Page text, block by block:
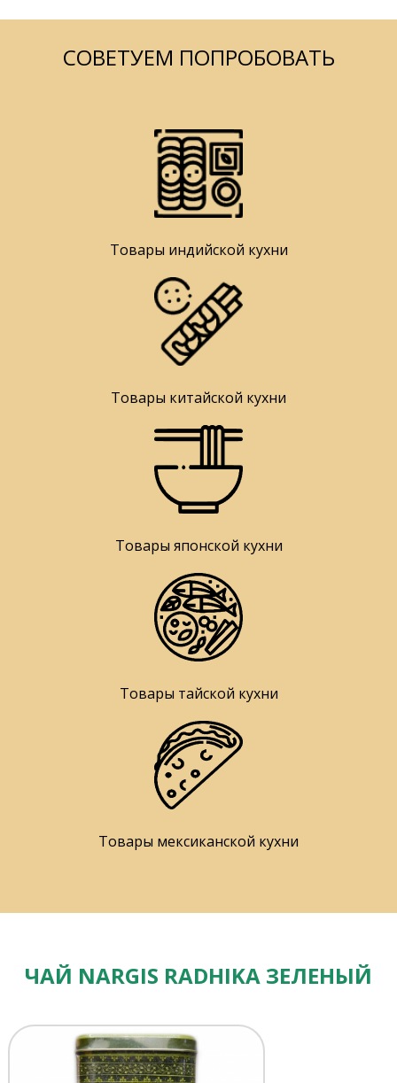
СОВЕТУЕМ ПОПРОБОВАТЬ
Товары индийской кухни
Товары китайской кухни
Товары японской кухни
Товары тайской кухни
Товары мексиканской кухни
ЧАЙ NARGIS RADHIKA ЗЕЛЕНЫЙ